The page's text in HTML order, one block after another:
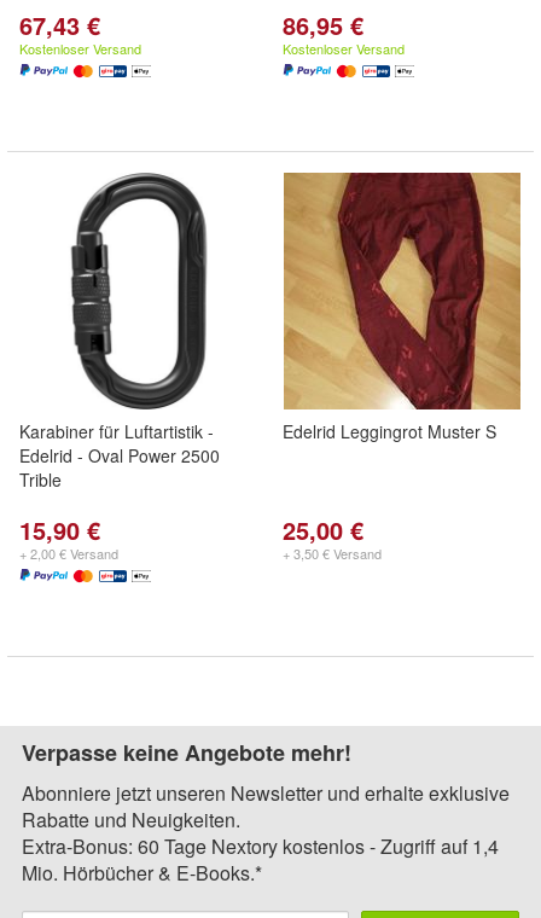
67,43 €
Kostenloser Versand
86,95 €
Kostenloser Versand
Karabiner für Luftartistik -
Edelrid - Oval Power 2500
Trible
15,90 €
+ 2,00 € Versand
Edelrid Leggingrot Muster S
25,00 €
+ 3,50 € Versand
Verpasse keine Angebote mehr!
Abonniere jetzt unseren Newsletter und erhalte exklusive
Rabatte und Neuigkeiten.
Extra-Bonus: 60 Tage Nextory kostenlos - Zugriff auf 1,4
Mio. Hörbücher & E-Books.*